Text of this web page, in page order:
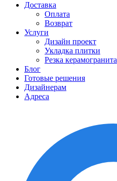
Доставка
Оплата
Возврат
Услуги
Дизайн проект
Укладка плитки
Резка керамогранита
Блог
Готовые решения
Дизайнерам
Адреса